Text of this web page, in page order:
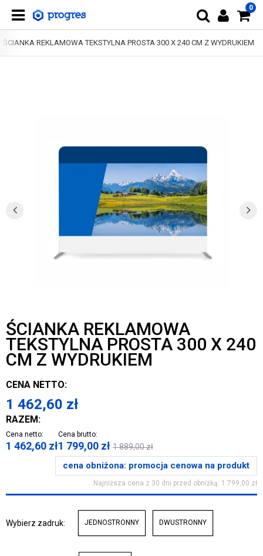
0
ŚCIANKA REKLAMOWA TEKSTYLNA PROSTA 300 X 240 CM Z WYDRUKIEM
ŚCIANKA REKLAMOWA
TEKSTYLNA PROSTA 300 X 240
CM Z WYDRUKIEM
CENA NETTO:
1 462,60 zł
RAZEM:
Cena netto:
1 462,60 zł
Cena brutto:
1 799,00 zł 1 889,00zł
cena obniżona: promocja cenowa na produkt
Najniższa cena z 30 dni przed obniżką: 1 799,00 zł
Wybierz zadruk: JEDNOSTRONNY DWUSTRONNY